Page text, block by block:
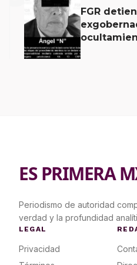
FGR
ES PRIMERA
Periodismo de autoridad
verdad y la profundidad
LEGAL
Privacidad